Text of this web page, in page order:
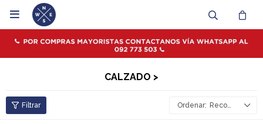

CALZADO >
Recomendados